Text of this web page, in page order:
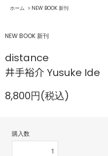
ホーム > NEW BOOK 新刊
NEW BOOK 新刊
distance
井手裕介 Yusuke Ide
8,800円(税込)
購入数